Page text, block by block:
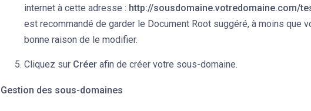
internet à cette adresse : http://sousdomaine.votredomaine.com/
est recommandé de garder le Document Root suggéré, à moins que
bonne raison de le modifier.
Cliquez sur Créer afin de créer votre sous-domaine.
Gestion des sous-domaines